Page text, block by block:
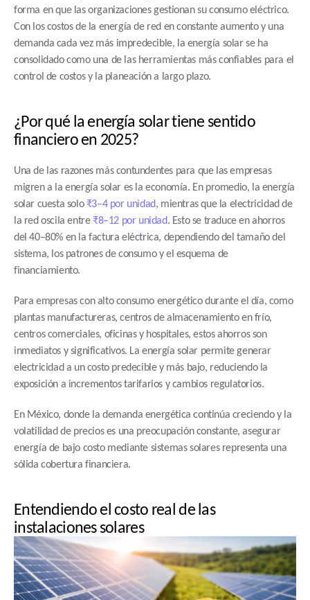
forma en que las organizaciones gestionan su consumo eléctrico.
Con los costos de la energía de red en constante aumento y una
demanda cada vez más impredecible, la energía solar se ha
consolidado como una de las herramientas más confiables para el
control de costos y la planeación a largo plazo.
¿Por qué la energía solar tiene sentido
financiero en 2025?
Una de las razones más contundentes para que las empresas
migren a la energía solar es la economía. En promedio, la energía
solar cuesta solo ₹3–4 por unidad, mientras que la electricidad de
la red oscila entre ₹8–12 por unidad. Esto se traduce en ahorros
del 40–80% en la factura eléctrica, dependiendo del tamaño del
sistema, los patrones de consumo y el esquema de
financiamiento.
Para empresas con alto consumo energético durante el día, como
plantas manufactureras, centros de almacenamiento en frío,
centros comerciales, oficinas y hospitales, estos ahorros son
inmediatos y significativos. La energía solar permite generar
electricidad a un costo predecible y más bajo, reduciendo la
exposición a incrementos tarifarios y cambios regulatorios.
En México, donde la demanda energética continúa creciendo y la
volatilidad de precios es una preocupación constante, asegurar
energía de bajo costo mediante sistemas solares representa una
sólida cobertura financiera.
Entendiendo el costo real de las
instalaciones solares